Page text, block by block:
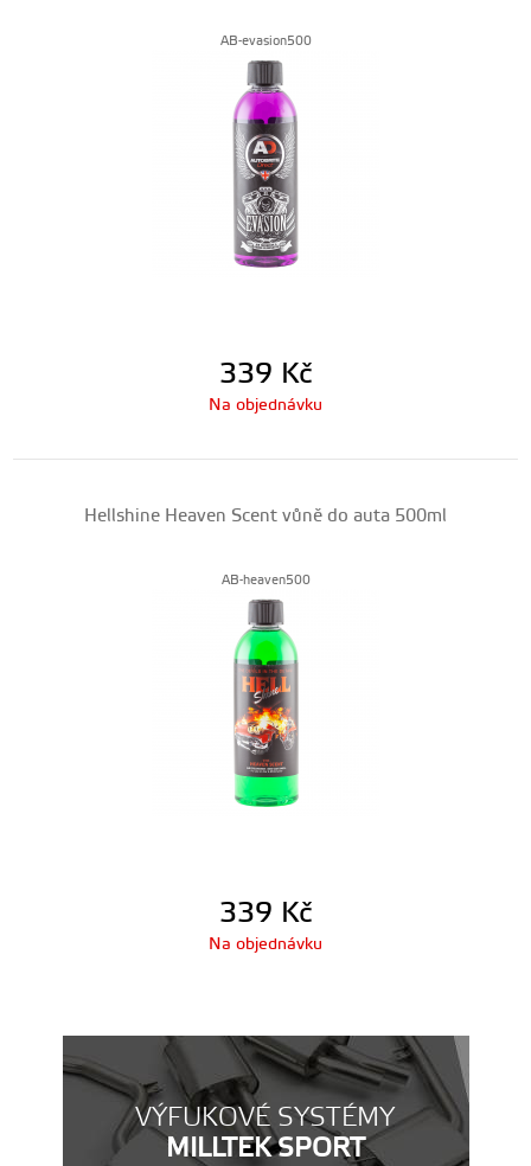
AB-evasion500
339 Kč
Na objednávku
Hellshine Heaven Scent vůně do auta 500ml
AB-heaven500
339 Kč
Na objednávku
VÝFUKOVÉ SYSTÉMY
MILLTEK SPORT